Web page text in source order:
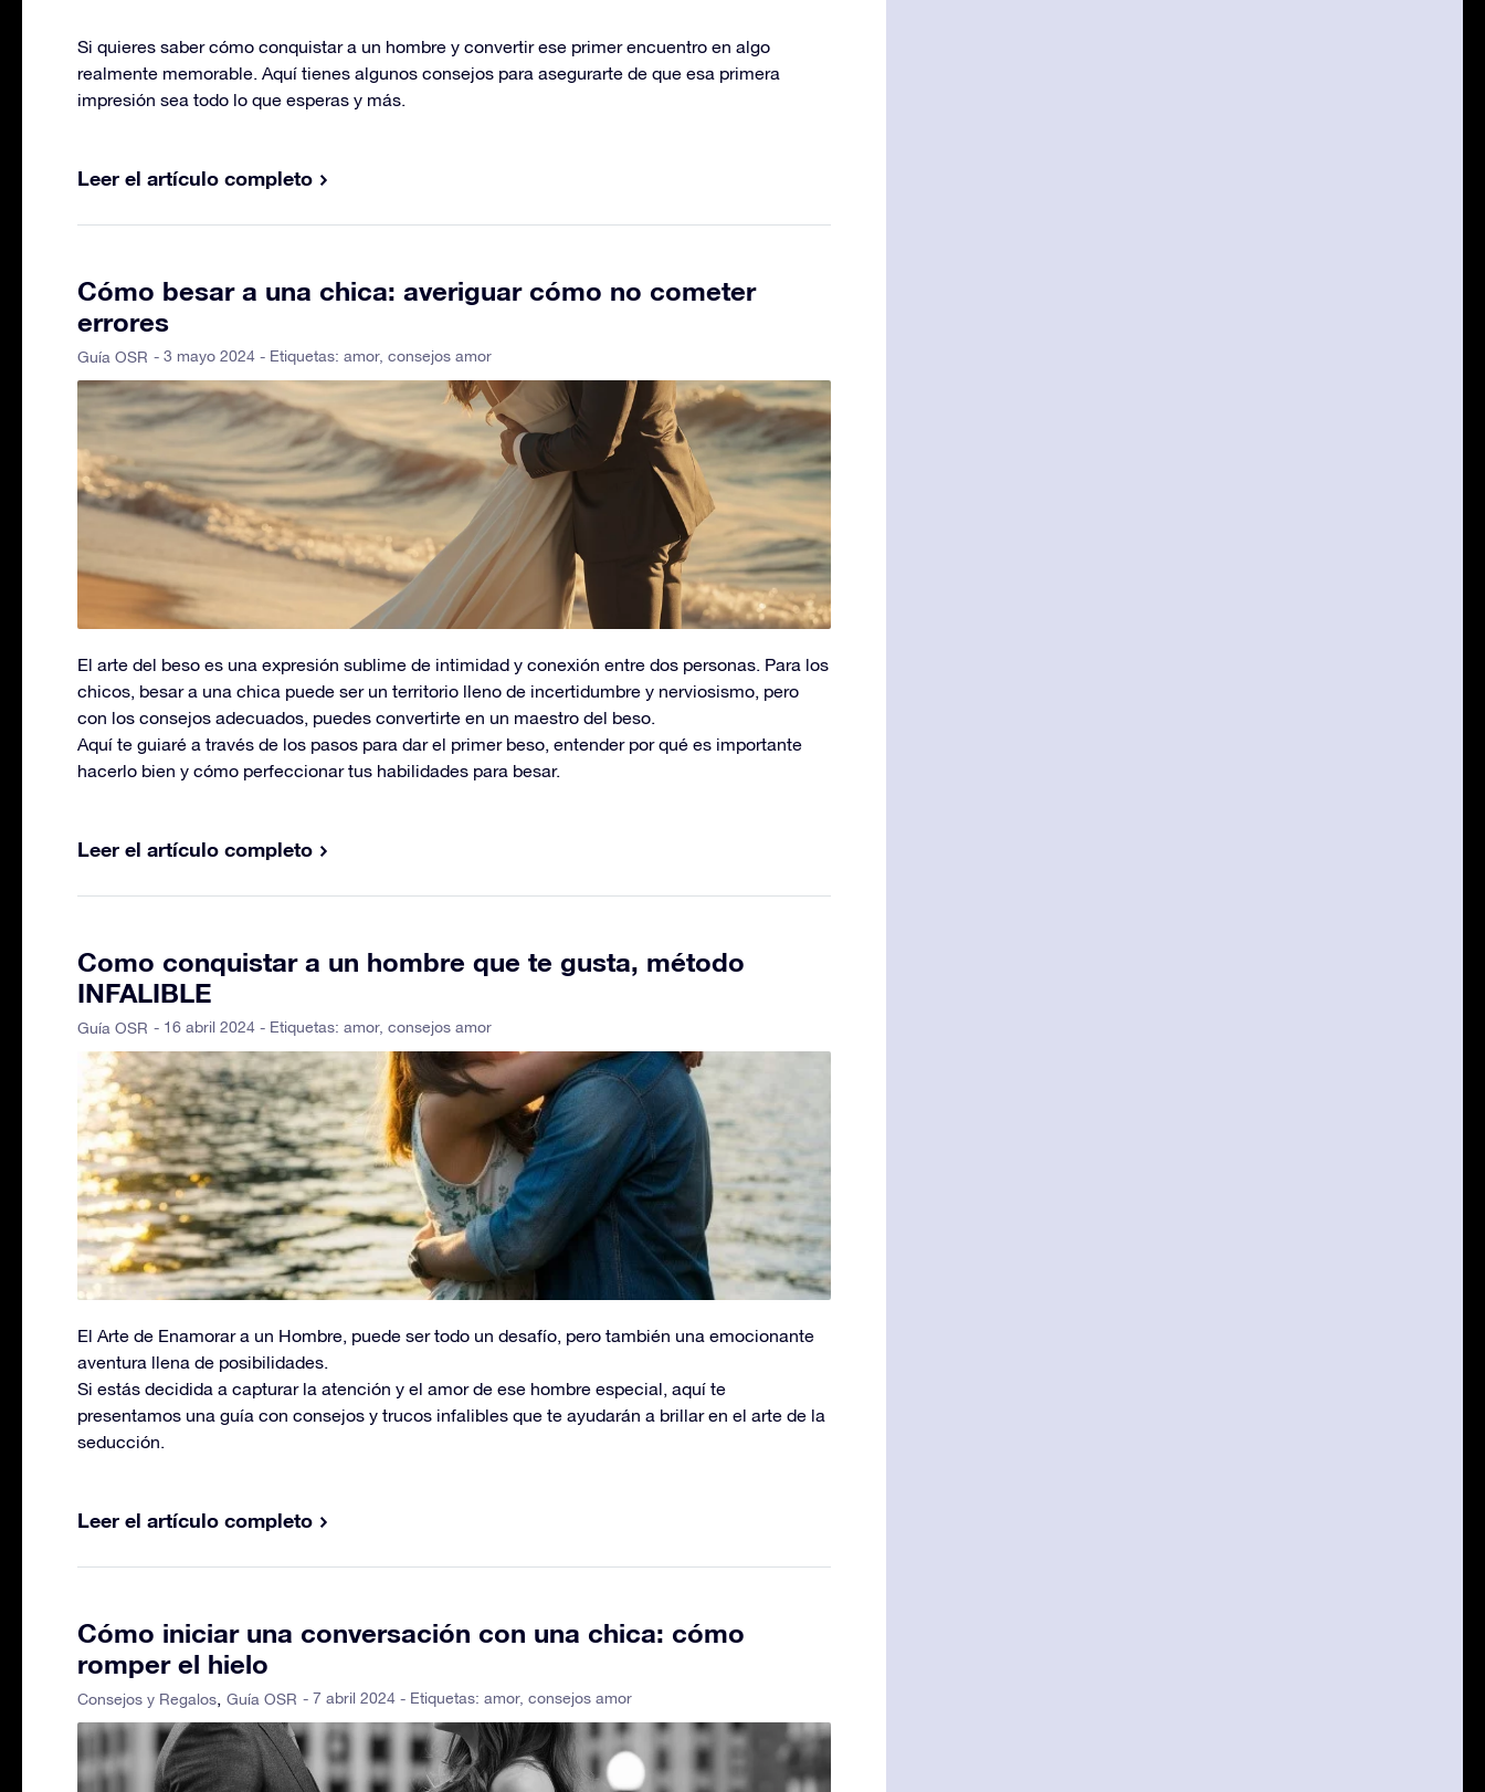
Si quieres saber cómo conquistar a un hombre y convertir ese primer encuentro en algo
realmente memorable. Aquí tienes algunos consejos para asegurarte de que esa primera
impresión sea todo lo que esperas y más.
Leer el artículo completo
Cómo besar a una chica: averiguar cómo no cometer
errores
Guía OSR - 3 mayo 2024 - Etiquetas: amor, consejos amor
El arte del beso es una expresión sublime de intimidad y conexión entre dos personas. Para los
chicos, besar a una chica puede ser un territorio lleno de incertidumbre y nerviosismo, pero
con los consejos adecuados, puedes convertirte en un maestro del beso.
Aquí te guiaré a través de los pasos para dar el primer beso, entender por qué es importante
hacerlo bien y cómo perfeccionar tus habilidades para besar.
Leer el artículo completo
Como conquistar a un hombre que te gusta, método
INFALIBLE
Guía OSR - 16 abril 2024 - Etiquetas: amor, consejos amor
El Arte de Enamorar a un Hombre, puede ser todo un desafío, pero también una emocionante
aventura llena de posibilidades.
Si estás decidida a capturar la atención y el amor de ese hombre especial, aquí te
presentamos una guía con consejos y trucos infalibles que te ayudarán a brillar en el arte de la
seducción.
Leer el artículo completo
Cómo iniciar una conversación con una chica: cómo
romper el hielo
Consejos y Regalos Guía OSR - 7 abril 2024 - Etiquetas: amor, consejos amor